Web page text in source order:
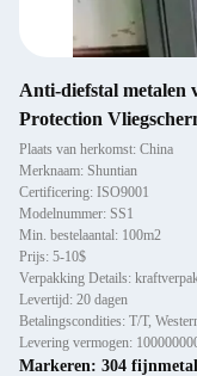
Anti-diefstal metalen
Protection
Plaats van herkomst: China
Merknaam: Shuntian
Certificering: ISO9001
Modelnummer: SS1
Min. bestelaantal: 100m2
Prijs: 5-10$
Verpakking Details:
Levertijd: 20 dagen
Betalingscondities: T/T,
Levering vermogen:
Markeren: 304